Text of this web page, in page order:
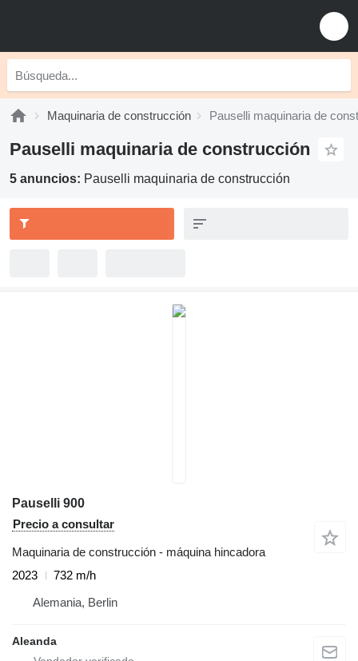
Maquinaria de construcción Pauselli maquinaria de
Pauselli maquinaria de construcción
5 anuncios: Pauselli maquinaria de construcción
Pauselli 900
Precio a consultar
Maquinaria de construcción - máquina hincadora
2023
732 m/h
Alemania, Berlin
Aleanda